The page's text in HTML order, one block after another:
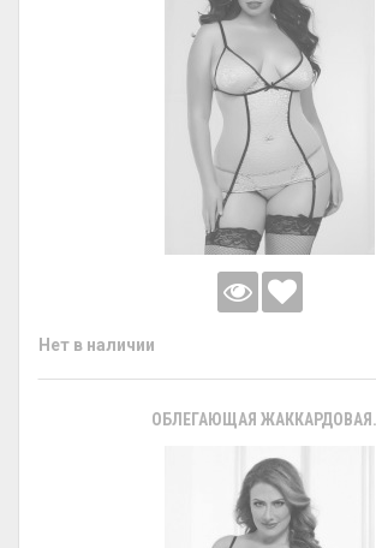
Нет в наличии
ОБЛЕГАЮЩАЯ